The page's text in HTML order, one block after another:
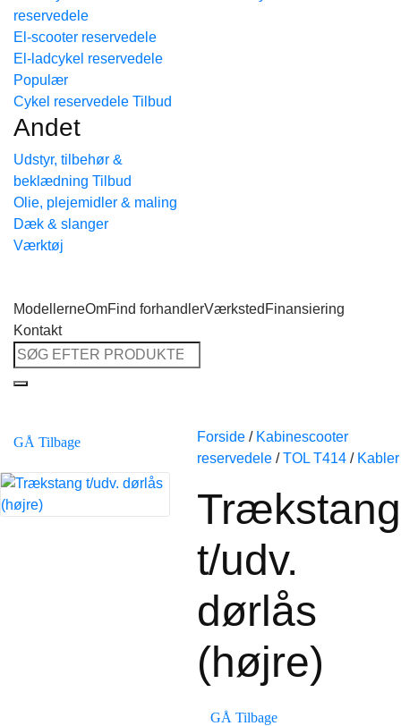
reservedele
El-scooter reservedele
El-ladcykel reservedele
Cykel reservedele
Andet
Udstyr, tilbehør &
beklædning
Olie, plejemidler & maling
Dæk & slanger
Værktøj
ModellerneOmFind forhandlerVærksted Finansiering
Kontakt
Søg
efter:
GÅ Tilbage Forside / Kabinescooter
reservedele / TOL T414 / Kabler
Trækstang
t/udv.
dørlås
(højre)
GÅ Tilbage